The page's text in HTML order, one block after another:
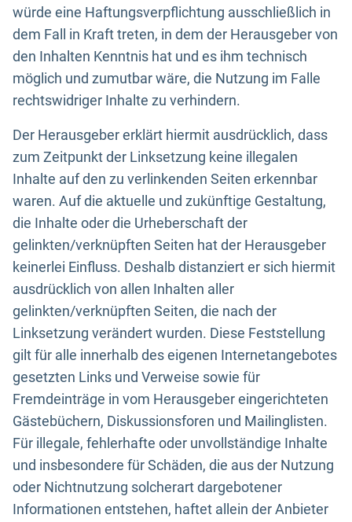
würde eine Haftungsverpflichtung ausschließlich in
dem Fall in Kraft treten, in dem der Herausgeber von
den Inhalten Kenntnis hat und es ihm technisch
möglich und zumutbar wäre, die Nutzung im Falle
rechtswidriger Inhalte zu verhindern.
Der Herausgeber erklärt hiermit ausdrücklich, dass
zum Zeitpunkt der Linksetzung keine illegalen
Inhalte auf den zu verlinkenden Seiten erkennbar
waren. Auf die aktuelle und zukünftige Gestaltung,
die Inhalte oder die Urheberschaft der
gelinkten/verknüpften Seiten hat der Herausgeber
keinerlei Einfluss. Deshalb distanziert er sich hiermit
ausdrücklich von allen Inhalten aller
gelinkten/verknüpften Seiten, die nach der
Linksetzung verändert wurden. Diese Feststellung
gilt für alle innerhalb des eigenen Internetangebotes
gesetzten Links und Verweise sowie für
Fremdeinträge in vom Herausgeber eingerichteten
Gästebüchern, Diskussionsforen und Mailinglisten.
Für illegale, fehlerhafte oder unvollständige Inhalte
und insbesondere für Schäden, die aus der Nutzung
oder Nichtnutzung solcherart dargebotener
Informationen entstehen, haftet allein der Anbieter